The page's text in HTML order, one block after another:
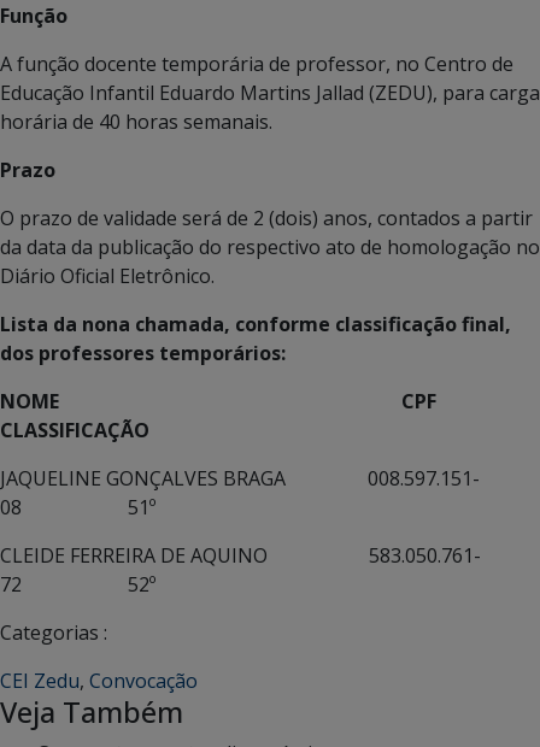
Função
A função docente temporária de professor, no Centro de
Educação Infantil Eduardo Martins Jallad (ZEDU), para carga
horária de 40 horas semanais.
Prazo
O prazo de validade será de 2 (dois) anos, contados a partir
da data da publicação do respectivo ato de homologação no
Diário Oficial Eletrônico.
Lista da nona chamada, conforme classificação final,
dos professores temporários:
NOME CPF
CLASSIFICAÇÃO
JAQUELINE GONÇALVES BRAGA 008.597.151-
08 51º
CLEIDE FERREIRA DE AQUINO 583.050.761-
72 52º
Categorias :
CEI Zedu, Convocação
Veja Também